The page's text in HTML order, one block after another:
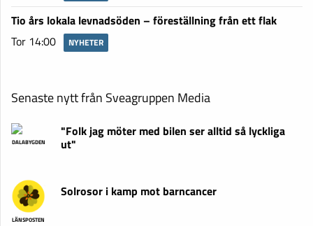
Tio års lokala levnadsöden – föreställning från ett flak
Tor 14:00
NYHETER
Senaste nytt från Sveagruppen Media
DALABYGDEN
"Folk jag möter med bilen ser alltid så lyckliga
ut"
LÄNSPOSTEN
Solrosor i kamp mot barncancer